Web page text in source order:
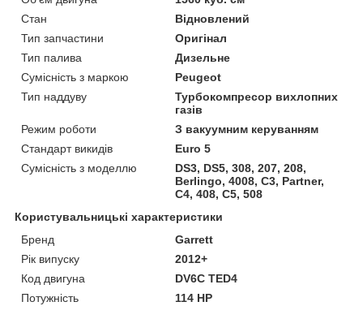
Стан
Відновлений
Тип запчастини
Оригінал
Тип палива
Дизельне
Сумісність з маркою
Peugeot
Тип наддуву
Турбокомпресор вихлопних
газів
Режим роботи
З вакуумним керуванням
Стандарт викидів
Euro 5
Сумісність з моделлю
DS3, DS5, 308, 207, 208,
Berlingo, 4008, C3, Partner,
C4, 408, C5, 508
Користувальницькі характеристики
Бренд
Garrett
Рік випуску
2012+
Код двигуна
DV6C TED4
Потужність
114 HP